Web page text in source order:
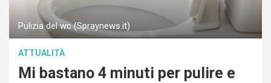
Pulizia del wc (Spraynews.it)
ATTUALITÀ
Mi bastano 4 minuti per pulire e